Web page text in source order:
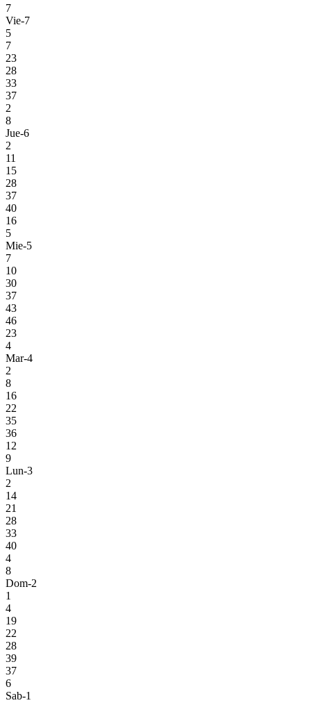
7
Vie-7
5
7
23
28
33
37
2
8
Jue-6
2
11
15
28
37
40
16
5
Mie-5
7
10
30
37
43
46
23
4
Mar-4
2
8
16
22
35
36
12
9
Lun-3
2
14
21
28
33
40
4
8
Dom-2
1
4
19
22
28
39
37
6
Sab-1